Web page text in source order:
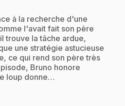
à la recherche d'une
l'avait fait son père
trouve la tâche ardue,
une stratégie astucieuse
ce qui rend son père très
Bruno honore
loup donne…